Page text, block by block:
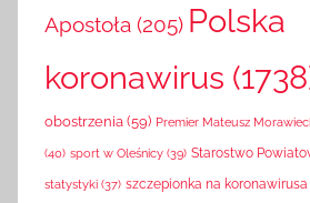
Apostoła (205) Polska
koronawirus
obostrzenia(59) Premier Mateusz
(40) sport w Oleśnicy (39) Starostwo
statystyki (37) szczepionka na koronawirusa